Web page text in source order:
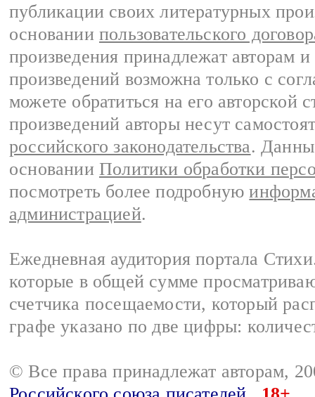
публикации своих литературных
основании пользовательского
произведения принадлежат авторам
произведений возможна только с
можете обратиться на его авторской
произведений авторы несут
российского законодательства.
основании Политики обработки
посмотреть более подробную
администрацией.
Ежедневная аудитория портала
которые в общей сумме
счетчика посещаемости, который
графе указано по две цифры:
© Все права принадлежат авторам,